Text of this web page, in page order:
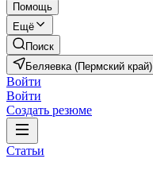
Помощь
Ещё
Поиск
Беляевка (Пермский край)
Войти
Войти
Создать резюме
Статьи